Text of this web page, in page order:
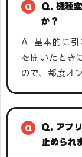
Q. 機種
か？
A. 基本的に引
を開いたとき
ので、都度オ
Q. アプ
止められ